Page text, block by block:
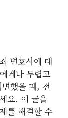
변호사에 대
게나 두렵고
했을 때, 전
요. 이 글을
를 해결할 수